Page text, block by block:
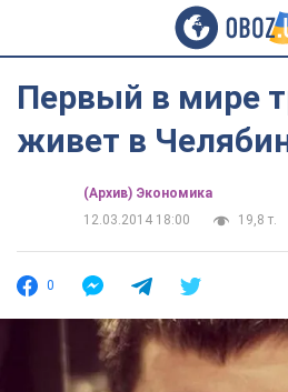
Первый в мире
живет в
(Архив) Экономика
12.03.2014 18:00
19,8 т.
0